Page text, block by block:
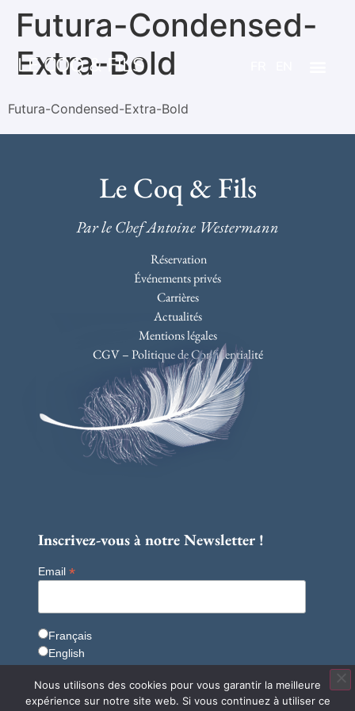
LE COQ & FILS
Futura-Condensed-
Extra-Bold
Futura-Condensed-Extra-Bold
Le Coq & Fils
Par le Chef Antoine Westermann
Réservation
Événements privés
Carrières
Actualités
Mentions légales
CGV – Politique de Confidentialité
Inscrivez-vous à notre Newsletter !
Email *
Français
English
Nous utilisons des cookies pour vous garantir la meilleure
expérience sur notre site web. Si vous continuez à utiliser ce